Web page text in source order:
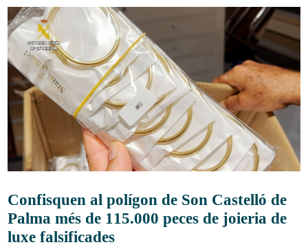
Confisquen al polígon de Son Castelló de
Palma més de 115.000 peces de joieria de
luxe falsificades